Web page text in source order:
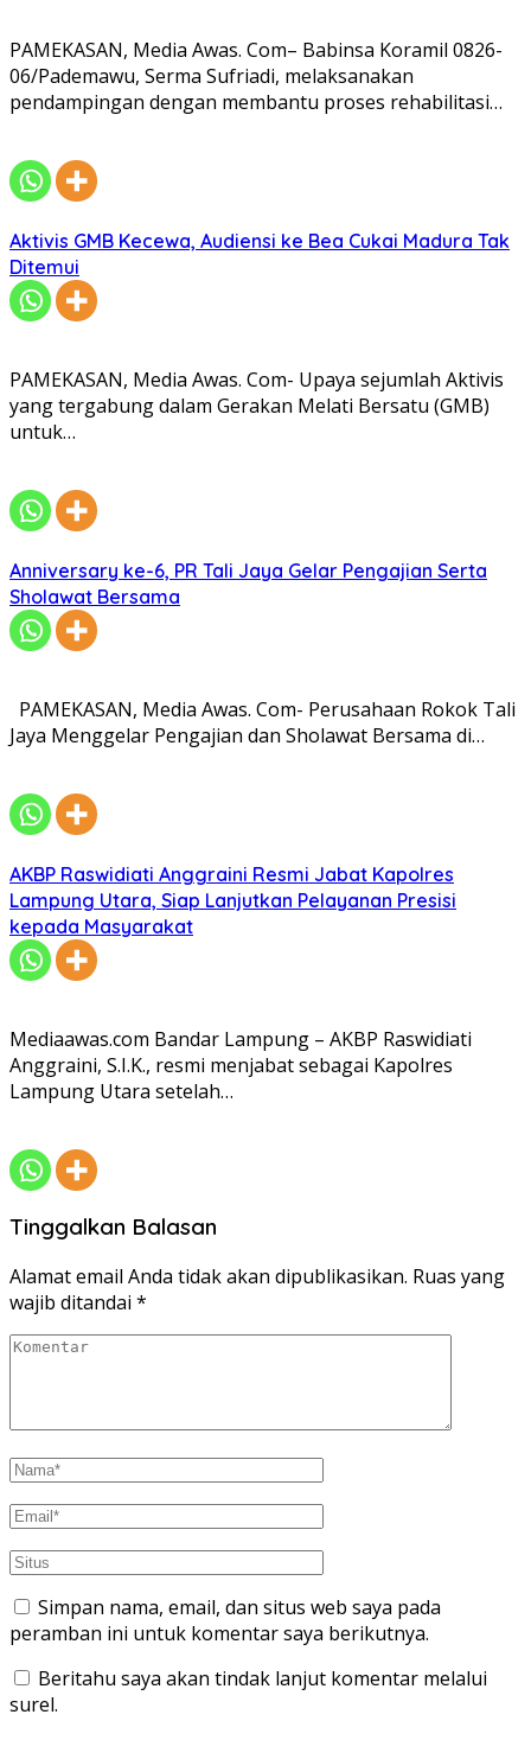
PAMEKASAN, Media Awas. Com– Babinsa Koramil 0826-
06/Pademawu, Serma Sufriadi, melaksanakan
pendampingan dengan membantu proses rehabilitasi…
Aktivis GMB Kecewa, Audiensi ke Bea Cukai Madura Tak
Ditemui
PAMEKASAN, Media Awas. Com- Upaya sejumlah Aktivis
yang tergabung dalam Gerakan Melati Bersatu (GMB)
untuk…
Anniversary ke-6, PR Tali Jaya Gelar Pengajian Serta
Sholawat Bersama
PAMEKASAN, Media Awas. Com- Perusahaan Rokok Tali
Jaya Menggelar Pengajian dan Sholawat Bersama di…
AKBP Raswidiati Anggraini Resmi Jabat Kapolres
Lampung Utara, Siap Lanjutkan Pelayanan Presisi
kepada Masyarakat
Mediaawas.com Bandar Lampung – AKBP Raswidiati
Anggraini, S.I.K., resmi menjabat sebagai Kapolres
Lampung Utara setelah…
Tinggalkan Balasan
Alamat email Anda tidak akan dipublikasikan. Ruas yang
wajib ditandai *
Simpan nama, email, dan situs web saya pada
peramban ini untuk komentar saya berikutnya.
Beritahu saya akan tindak lanjut komentar melalui
surel.